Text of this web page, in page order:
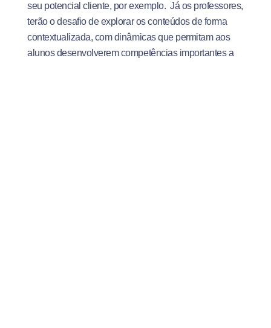
seu potencial cliente, por exemplo. Já os professores,
terão o desafio de explorar os conteúdos de forma
contextualizada, com dinâmicas que permitam aos
alunos desenvolverem competências importantes a